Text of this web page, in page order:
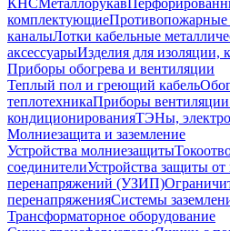
КНСМеталлорукав
комплектующиеПротивопожарные
каналыЛотки кабельные
аксессуарыИзделия для изоляции,
Приборы обогрева и вентиляции
Теплый пол и греющий кабель
теплотехникаПриборы
кондиционированияТЭНы,
Молниезащита и заземление
Устройства молниезащиты
соединителиУстройства защиты
перенапряжений (УЗИП)
перенапряженияСистемы
Трансформаторное оборудование